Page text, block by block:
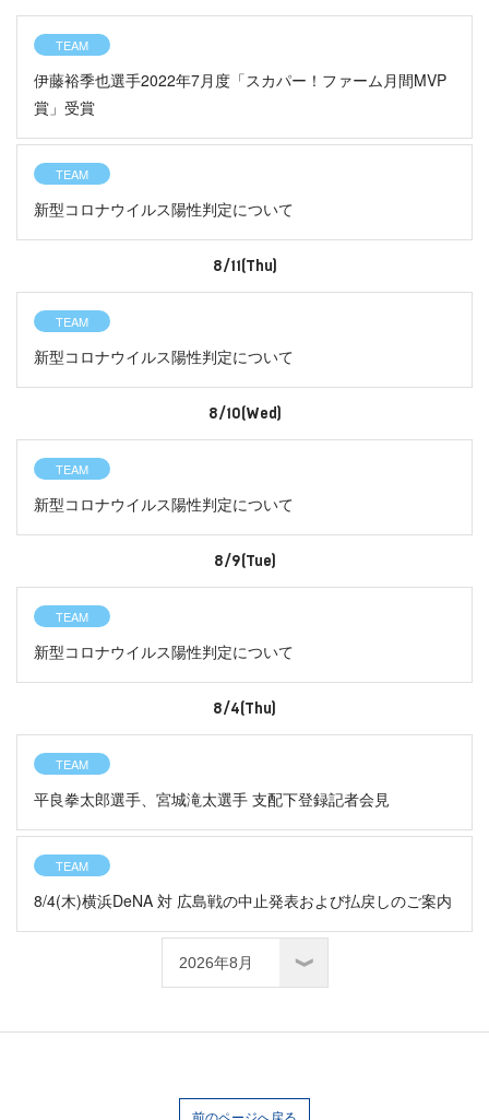
TEAM
伊藤裕季也選手2022年7月度「スカパー！ファーム月間MVP
賞」受賞
TEAM
新型コロナウイルス陽性判定について
8/11(Thu)
TEAM
新型コロナウイルス陽性判定について
8/10(Wed)
TEAM
新型コロナウイルス陽性判定について
8/9(Tue)
TEAM
新型コロナウイルス陽性判定について
8/4(Thu)
TEAM
平良拳太郎選手、宮城滝太選手 支配下登録記者会見
TEAM
8/4(木)横浜DeNA 対 広島戦の中止発表および払戻しのご案内
前のページへ戻る